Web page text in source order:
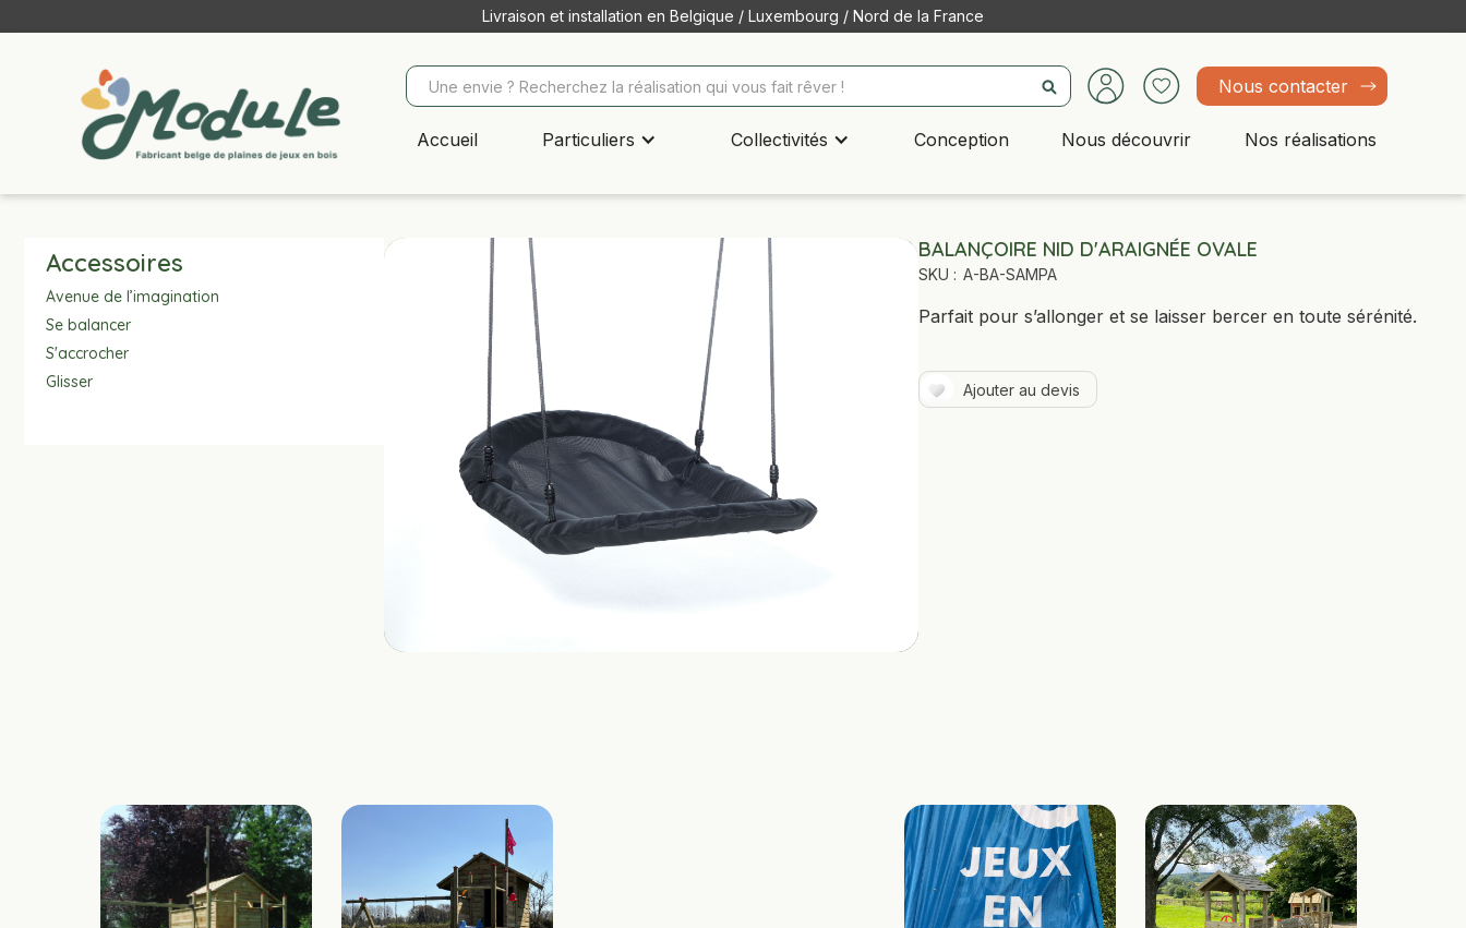
Livraison et installation en Belgique / Luxembourg / Nord de la France
Nous contacter
Accueil Particuliers Collectivités Conception Nous découvrir Nos réalisations
Accessoires
Avenue de l’imagination
Se balancer
S'accrocher
Glisser
BALANÇOIRE NID D'ARAIGNÉE OVALE
SKU : A-BA-SAMPA
Parfait pour s’allonger et se laisser bercer en toute sérénité.
Ajouter au devis